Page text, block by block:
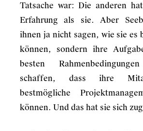
Tatsache war: Die anderen
Erfahrung als sie. Aber
ihnen ja nicht sagen, wie sie es
können, sondern ihre
besten
schaffen, dass ihre
bestmögliche
können. Und das hat sie sich